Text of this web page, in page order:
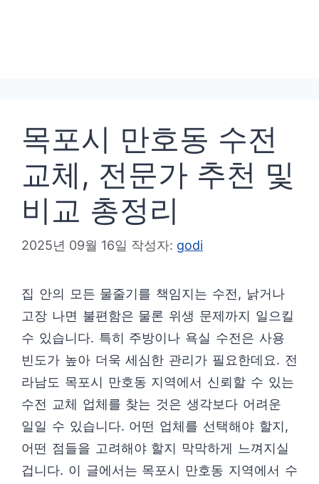
목포시 만호동 수전
교체, 전문가 추천 및
비교 총정리
2025년 09월 16일 작성자: godi
집 안의 모든 물줄기를 책임지는 수전, 낡거나
고장 나면 불편함은 물론 위생 문제까지 일으킬
수 있습니다. 특히 주방이나 욕실 수전은 사용
빈도가 높아 더욱 세심한 관리가 필요한데요. 전
라남도 목포시 만호동 지역에서 신뢰할 수 있는
수전 교체 업체를 찾는 것은 생각보다 어려운
일일 수 있습니다. 어떤 업체를 선택해야 할지,
어떤 점들을 고려해야 할지 막막하게 느껴지실
겁니다. 이 글에서는 목포시 만호동 지역에서 수